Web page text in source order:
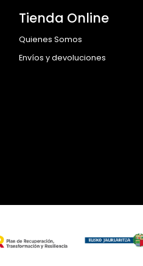
Tienda Online
Quienes Somos
Envíos y devoluciones